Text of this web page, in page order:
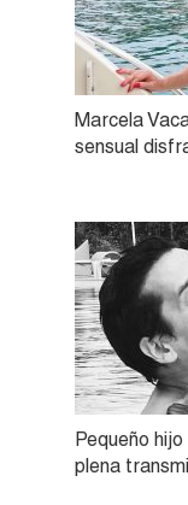
Marcela
sensual
Pequeño
plena